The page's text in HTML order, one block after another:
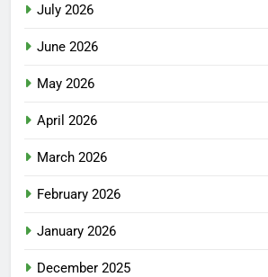
July 2026
June 2026
May 2026
April 2026
March 2026
February 2026
January 2026
December 2025